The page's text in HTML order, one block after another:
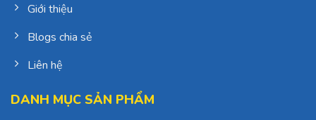
Giới thiệu
Blogs chia sẻ
Liên hệ
DANH MỤC SẢN PHẨM